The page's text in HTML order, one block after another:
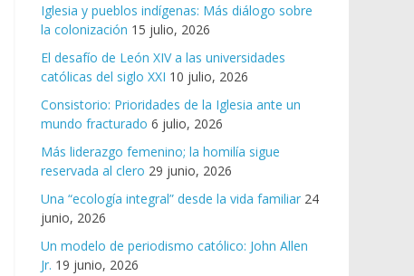
Iglesia y pueblos indígenas: Más diálogo sobre
la colonización 15 julio, 2026
El desafío de León XIV a las universidades
católicas del siglo XXI 10 julio, 2026
Consistorio: Prioridades de la Iglesia ante un
mundo fracturado 6 julio, 2026
Más liderazgo femenino; la homilía sigue
reservada al clero 29 junio, 2026
Una “ecología integral” desde la vida familiar 24
junio, 2026
Un modelo de periodismo católico: John Allen
Jr. 19 junio, 2026